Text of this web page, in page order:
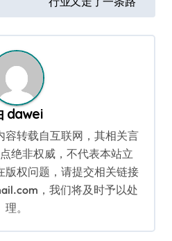
dawei
容转载自互联网，其相关言
绝非权威，不代表本站立
版权问题，请提交相关链接
，我们将及时予以处
理。